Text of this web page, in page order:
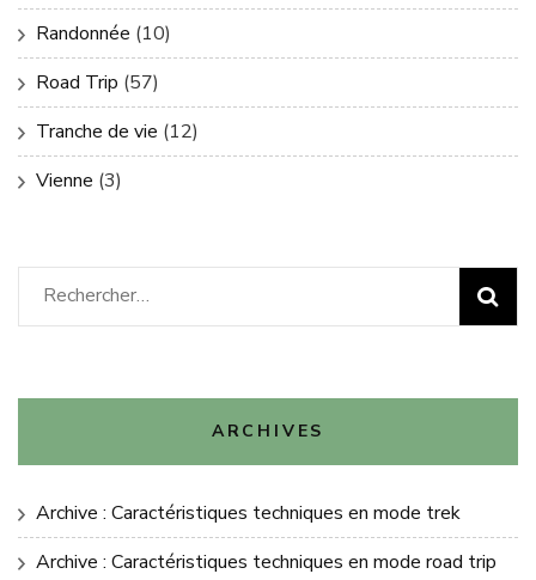
Randonnée (10)
Road Trip (57)
Tranche de vie (12)
Vienne (3)
Rechercher :
ARCHIVES
Archive : Caractéristiques techniques en mode trek
Archive : Caractéristiques techniques en mode road trip